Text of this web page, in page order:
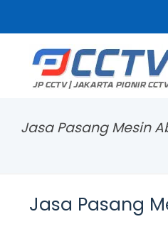
Jasa Pasang Mesin
Jasa Pasang